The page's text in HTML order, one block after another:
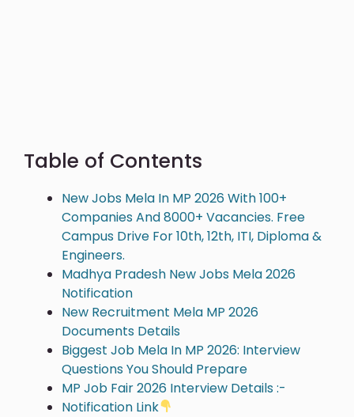
Table of Contents
New Jobs Mela In MP 2026 With 100+
Companies And 8000+ Vacancies. Free
Campus Drive For 10th, 12th, ITI, Diploma &
Engineers.
Madhya Pradesh New Jobs Mela 2026
Notification
New Recruitment Mela MP 2026
Documents Details
Biggest Job Mela In MP 2026: Interview
Questions You Should Prepare
MP Job Fair 2026 Interview Details :-
Notification Link